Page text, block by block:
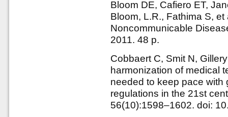
Bloom DE, Cafiero ET,
Bloom, L.R., Fathima S,
Noncommunicable
2011. 48 p.
Cobbaert C, Smit N,
harmonization of medical
needed to keep pace with
regulations in the 21st
56(10):1598–1602. doi: